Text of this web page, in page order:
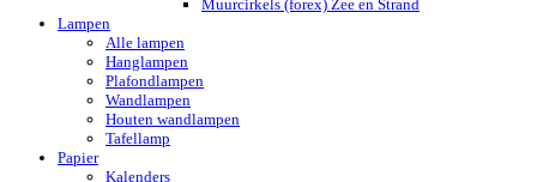
Muurcirkels (forex) Zee en Strand
Lampen
Alle lampen
Hanglampen
Plafondlampen
Wandlampen
Houten wandlampen
Tafellamp
Papier
Kalenders